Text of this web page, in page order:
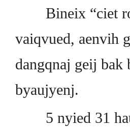
Bineix “ciet
vaiqvued, aenvih
dangqnaj geij bak
byaujyenj.
5 nyied 31